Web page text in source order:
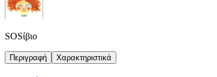
SOSίβιο
Περιγραφή Χαρακτηριστικά